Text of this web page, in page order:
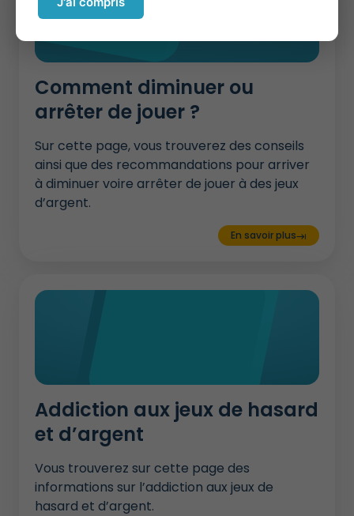
Comment diminuer ou
arrêter de jouer ?
Sur cette page, vous trouverez des conseils
ainsi que des recommandations pour arriver
à diminuer voire arrêter de jouer à des jeux
d’argent.
En savoir pluskeyboard_tab
Addiction aux jeux de hasard
et d’argent
Vous trouverez sur cette page des
informations sur l’addiction aux jeux de
hasard et d’argent.